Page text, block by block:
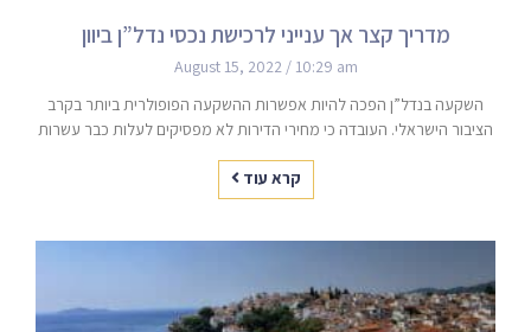
מדריך קצר אך ענייני לרכישת נכסי נדל”ן ביוון
August 15, 2022 10:29 am
השקעה בנדל”ן הפכה להיות אפשרות ההשקעה הפופולרית ביותר בקרב
הציבור הישראלי. העובדה כי מחירי הדירות לא מפסיקים לעלות כבר עשרות
קרא עוד